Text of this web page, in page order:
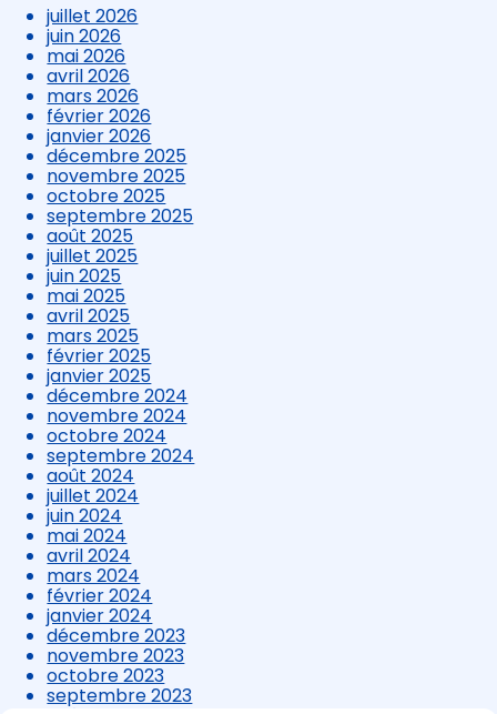
juillet 2026
juin 2026
mai 2026
avril 2026
mars 2026
février 2026
janvier 2026
décembre 2025
novembre 2025
octobre 2025
septembre 2025
août 2025
juillet 2025
juin 2025
mai 2025
avril 2025
mars 2025
février 2025
janvier 2025
décembre 2024
novembre 2024
octobre 2024
septembre 2024
août 2024
juillet 2024
juin 2024
mai 2024
avril 2024
mars 2024
février 2024
janvier 2024
décembre 2023
novembre 2023
octobre 2023
septembre 2023